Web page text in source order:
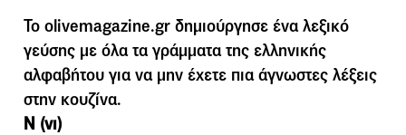
To olivemagazine.gr δημιούργησε ένα λεξικό
γεύσης με όλα τα γράμματα της ελληνικής
αλφαβήτου για να μην έχετε πια άγνωστες λέξεις
στην κουζίνα.
Ν (νι)